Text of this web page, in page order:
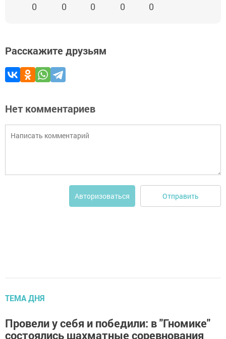
0 0 0 0 0
Расскажите друзьям
Нет комментариев
Авторизоваться Отправить
ТЕМА ДНЯ
Провели у себя и победили: в "Гномике"
состоялись шахматные соревнования